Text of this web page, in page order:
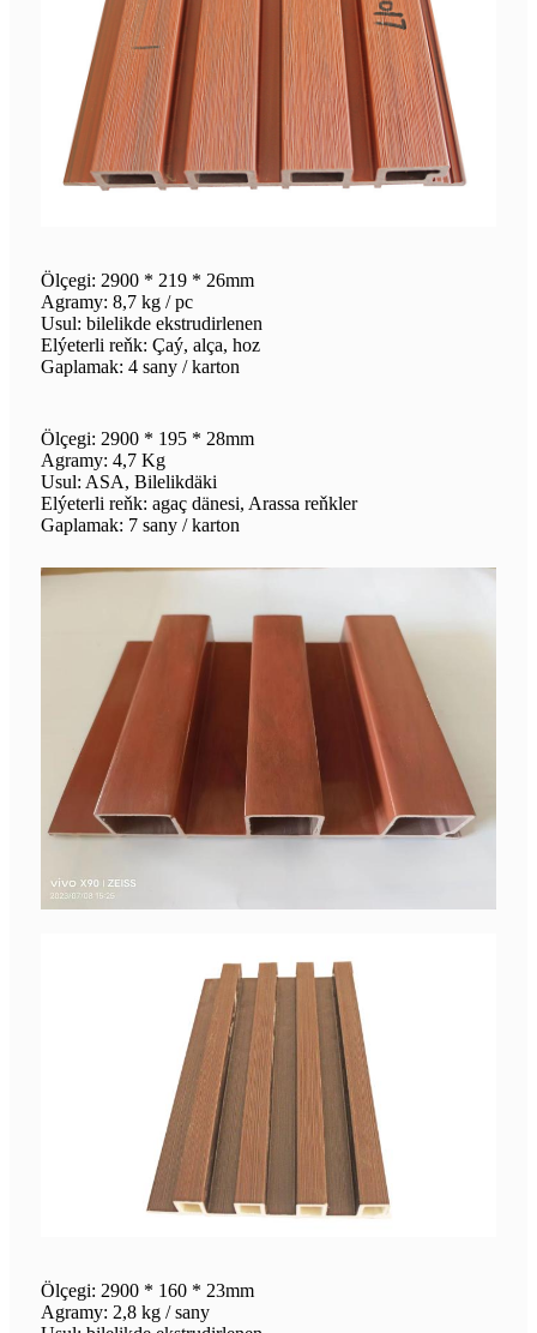
Ölçegi: 2900 * 219 * 26mm
Agramy: 8,7 kg / pc
Usul: bilelikde ekstrudirlenen
Elýeterli reňk: Çaý, alça, hoz
Gaplamak: 4 sany / karton
Ölçegi: 2900 * 195 * 28mm
Agramy: 4,7 Kg
Usul: ASA, Bilelikdäki
Elýeterli reňk: agaç dänesi, Arassa reňkler
Gaplamak: 7 sany / karton
Ölçegi: 2900 * 160 * 23mm
Agramy: 2,8 kg / sany